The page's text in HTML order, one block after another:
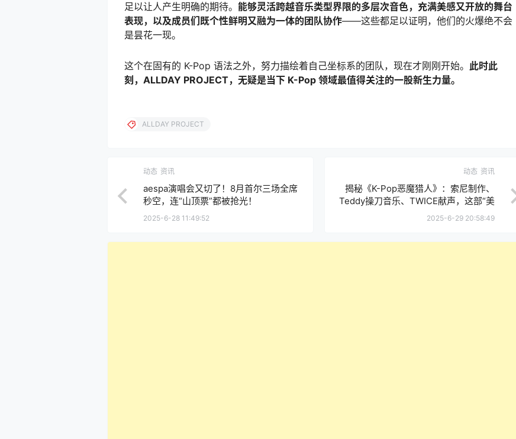
足以让人产生明确的期待。 能够灵活跨越音乐类型界限的多层次音色，充满美感又开放的舞台
表现，以及成员们既个性鲜明又融为一体的团队协作——这些都足以证明，他们的火爆绝不会
是昙花一现。
这个在固有的 K-Pop 语法之外，努力描绘着自己坐标系的团队，现在才刚刚开始。 此时此
刻，ALLDAY PROJECT，无疑是当下 K-Pop 领域最值得关注的一股新生力量。
ALLDAY PROJECT
动态 资讯
aespa演唱会又切了！8月首尔三场全席
秒空，连“山顶票”都被抢光！
2025-6-28 11:49:52
动态 资讯
揭秘《K-Pop恶魔猎人》：索尼制作、
Teddy操刀音乐、TWICE献声，这部“美
国产韩流动画”凭什么登顶？
2025-6-29 20:58:49